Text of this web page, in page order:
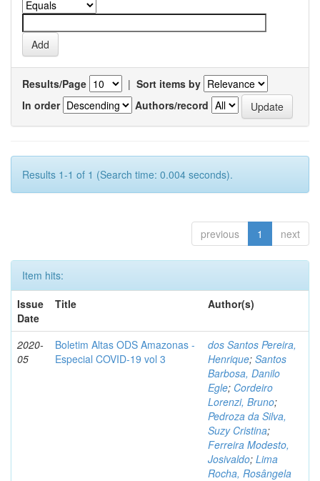
Results/Page | Sort items by
In order
Authors/record
Results 1-1 of 1 (Search time: 0.004 seconds).
previous 1 next
Item hits:
Issue
Date
Title Author(s)
2020-
05
Boletim Altas ODS Amazonas -
Especial COVID-19 vol 3
dos Santos Pereira,
Henrique; Santos
Barbosa, Danilo
Egle; Cordeiro
Lorenzi, Bruno;
Pedroza da Silva,
Suzy Cristina;
Ferreira Modesto,
Josivaldo; Lima
Rocha, Rosângela